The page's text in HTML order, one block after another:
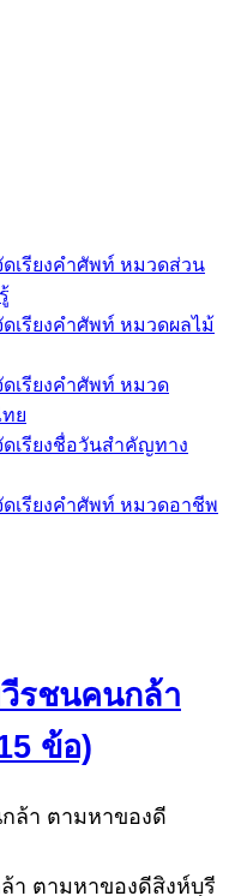
ดเรียงคำศัพท์ หมวดส่วน
เรียงคำศัพท์ หมวดผลไม้
ดเรียงคำศัพท์ หมวด
ย
ดเรียงชื่อวันสำคัญทาง
ดเรียงคำศัพท์ หมวดอาชีพ
รชนคนกล้า
ข้อ)
า ตามหาของดีสิงห์บุรี